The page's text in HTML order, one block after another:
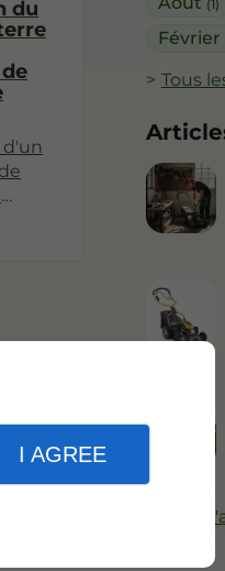
I AGREE
(1)
Février
Tous
Plus
du
d'un